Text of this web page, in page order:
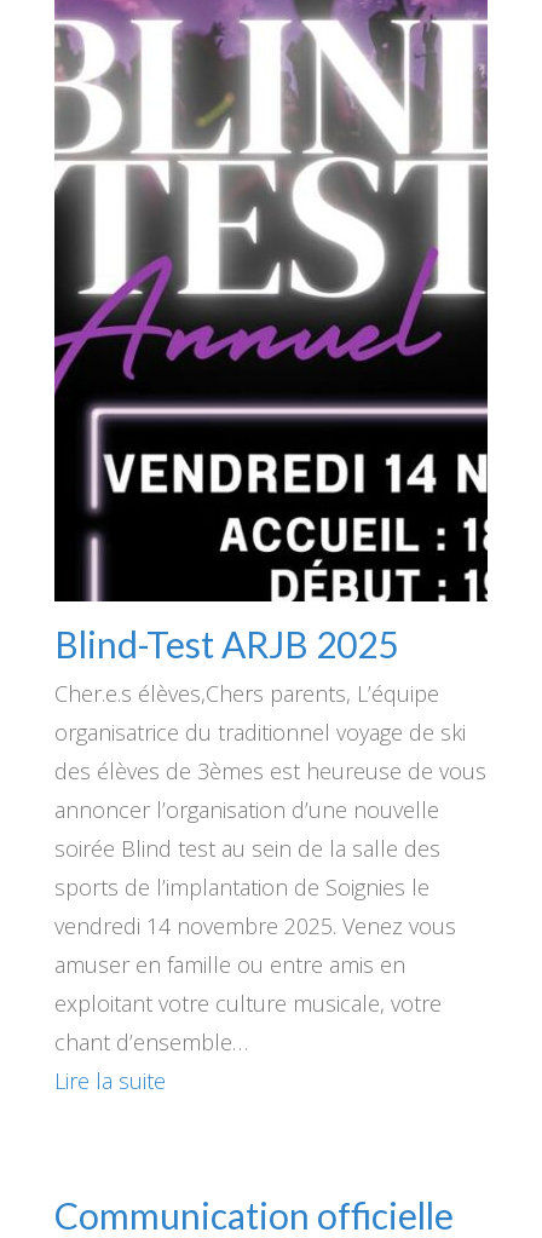
Blind-Test ARJB 2025
Cher.e.s élèves,Chers parents, L’équipe
organisatrice du traditionnel voyage de ski
des élèves de 3èmes est heureuse de vous
annoncer l’organisation d’une nouvelle
soirée Blind test au sein de la salle des
sports de l’implantation de Soignies le
vendredi 14 novembre 2025. Venez vous
amuser en famille ou entre amis en
exploitant votre culture musicale, votre
chant d’ensemble…
Lire la suite
Communication officielle